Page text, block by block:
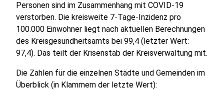
Personen sind im Zusammenhang mit COVID-19
verstorben. Die kreisweite 7-Tage-Inzidenz pro
100.000 Einwohner liegt nach aktuellen Berechnungen
des Kreisgesundheitsamts bei 99,4 (letzter Wert:
97,4). Das teilt der Krisenstab der Kreisverwaltung mit.
Die Zahlen für die einzelnen Städte und Gemeinden im
Überblick (in Klammern der letzte Wert):